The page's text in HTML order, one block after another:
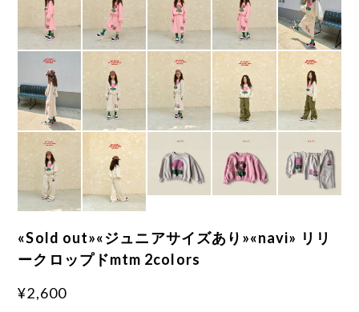
«Sold out»«ジュニアサイズあり»«navi» リリ
ークロップドmtm 2colors
¥2,600